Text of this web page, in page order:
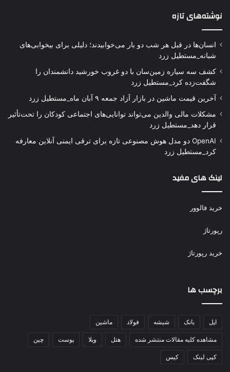
نوشته‌های تازه
انسان‌ها در قبل هر شب دو بار می‌خوابیدند؛ دلیلی برای بیخوابی‌های
شبانه_مستطیل زرد
کشف سه سیاره زمین‌سان با دو غروب خورشید دانشمندان را
شگفت‌زده کرد_مستطیل زرد
آخرین قیمت ماشین در بازار آزاد جمعه ۹ آبان ماه_مستطیل زرد
مشکلات مالی والدین می‌تواند توانایی‌های اجتماعی کودکان را تحت‌تأثیر
قرار دهد_مستطیل زرد
OpenAI دو مدل هوش مصنوعی تازه برای ترقی ایمنی آنلاین معارفه
کرد_مستطیل زرد
لینک های مفید
خرید فالوور
رپورتاژ
خرید رپورتاژ
برچسب ها
اپل بانک شیشه فولاد ماشین
مشاهده کلیه مقالات منتشر شده هتل ویلا پوست چین
کپی لینک کیس